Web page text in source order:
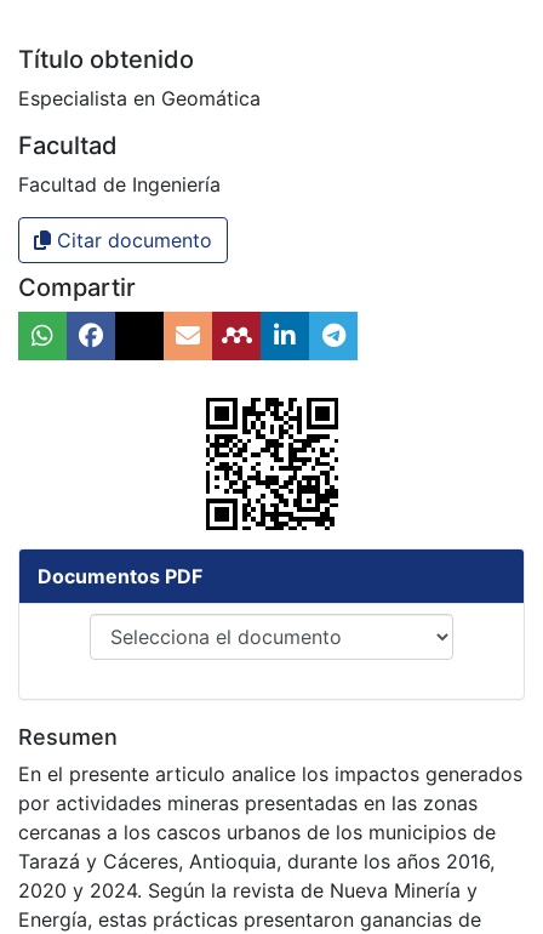
Título obtenido
Especialista en Geomática
Facultad
Facultad de Ingeniería
Citar documento
Compartir
Documentos PDF
Resumen
En el presente articulo analice los impactos generados
por actividades mineras presentadas en las zonas
cercanas a los cascos urbanos de los municipios de
Tarazá y Cáceres, Antioquia, durante los años 2016,
2020 y 2024. Según la revista de Nueva Minería y
Energía, estas prácticas presentaron ganancias de